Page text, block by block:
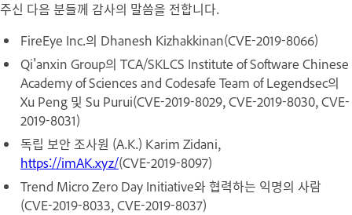
주신 다음 분들께 감사의 말씀을 전합니다.
FireEye Inc.의 Dhanesh Kizhakkinan(CVE-2019-8066)
Qi'anxin Group의 TCA/SKLCS Institute of Software Chinese
Academy of Sciences and Codesafe Team of Legendsec의
Xu Peng 및 Su Purui(CVE-2019-8029, CVE-2019-8030, CVE-
2019-8031)
독립 보안 조사원 (A.K.) Karim Zidani,
https://imAK.xyz/(CVE-2019-8097)
Trend Micro Zero Day Initiative와 협력하는 익명의 사람
(CVE-2019-8033, CVE-2019-8037)